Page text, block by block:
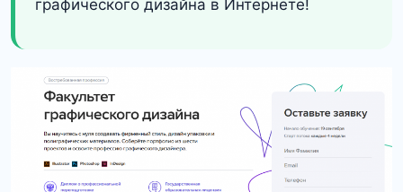
графического дизайна в Интернете!